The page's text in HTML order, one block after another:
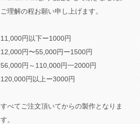
ご理解の程お願い申し上げます。
11,000円以下ー1000円
12,000円〜55,000円ー1500円
56,000円～110,000円一2000円
120,000円以上ー3000円
すべてご注文頂いてからの製作となりま
す。